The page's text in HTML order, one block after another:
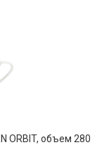
ORBIT, объем 280